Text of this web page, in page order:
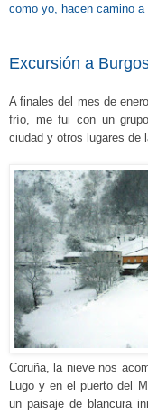
como yo, hacen camino a
Excursión a
A finales del mes de
frío, me fui con un
ciudad y otros lugares de
Coruña, la nieve nos
Lugo y en el puerto del
un paisaje de blancura